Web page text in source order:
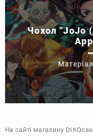
Чохол "JoJo
На сайті магазину